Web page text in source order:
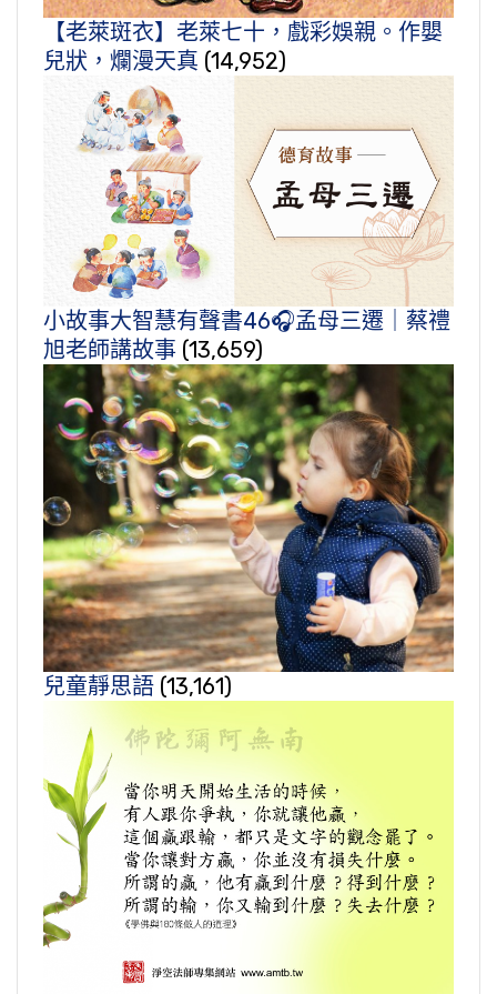
【老萊斑衣】老萊七十，戲彩娛親。作嬰
兒狀，爛漫天真 (14,952)
小故事大智慧有聲書46🎧孟母三遷｜蔡禮
旭老師講故事 (13,659)
兒童靜思語 (13,161)